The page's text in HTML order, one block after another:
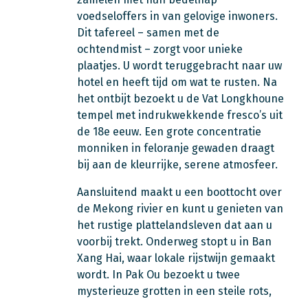
voedseloffers in van gelovige inwoners.
Dit tafereel – samen met de
ochtendmist – zorgt voor unieke
plaatjes. U wordt teruggebracht naar uw
hotel en heeft tijd om wat te rusten. Na
het ontbijt bezoekt u de Vat Longkhoune
tempel met indrukwekkende fresco’s uit
de 18e eeuw. Een grote concentratie
monniken in feloranje gewaden draagt
bij aan de kleurrijke, serene atmosfeer.
Aansluitend maakt u een boottocht over
de Mekong rivier en kunt u genieten van
het rustige plattelandsleven dat aan u
voorbij trekt. Onderweg stopt u in Ban
Xang Hai, waar lokale rijstwijn gemaakt
wordt. In Pak Ou bezoekt u twee
mysterieuze grotten in een steile rots,